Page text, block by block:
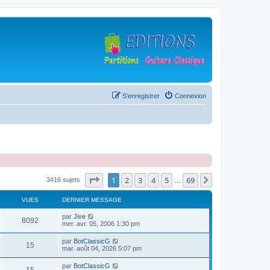
Connexion
S’enregistrer
3416 sujets Page sur69
1 2 3 4 5 69
VUES DERNIER MESSAGE
8092
u
D
e
i
e
r
m
par Jive
mer. avr. 05, 2006 1:30 pm
15
u
D
e
par BotClassicG
mar. août 04, 2026 5:07 pm
D
par BotClassicG